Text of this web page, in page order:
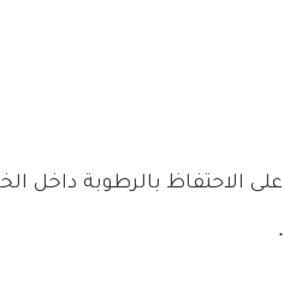
الاحتفاظ بالرطوبة داخل